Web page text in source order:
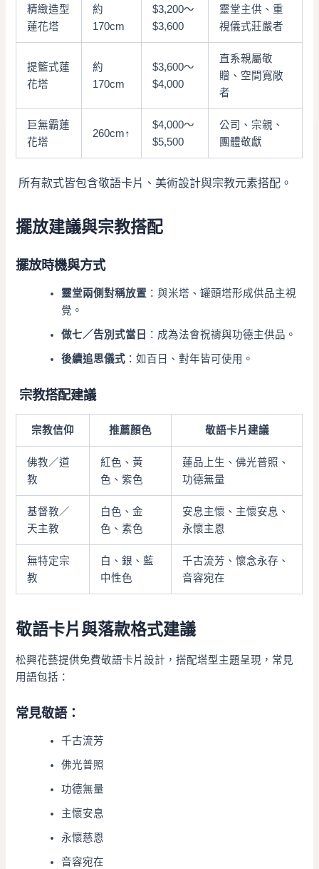
精緻造型
蓮花塔
約
170cm
$3,200～
$3,600
靈堂主供、重
視儀式莊嚴者
提籃式蓮
花塔
約
170cm
$3,600～
$4,000
直系親屬敬
贈、空間寬敞
者
巨無霸蓮
花塔
260cm↑
$4,000～
$5,500
公司、宗親、
團體敬獻
所有款式皆包含敬語卡片、美術設計與宗教元素搭配。
擺放建議與宗教搭配
擺放時機與方式
靈堂兩側對稱放置 ：與米塔、罐頭塔形成供品主視
覺。
做七／告別式當日 ：成為法會祝禱與功德主供品。
後續追思儀式 ：如百日、對年皆可使用。
宗教搭配建議
宗教信仰 推薦顏色 敬語卡片建議
佛教／道
教
紅色、黃
色、紫色
蓮品上生、佛光普照、
功德無量
基督教／
天主教
白色、金
色、素色
安息主懷、主懷安息、
永懷主恩
無特定宗
教
白、銀、藍
中性色
千古流芳、懷念永存、
音容宛在
敬語卡片與落款格式建議
松興花藝提供免費敬語卡片設計，搭配塔型主題呈現，常見
用語包括：
常見敬語：
千古流芳
佛光普照
功德無量
主懷安息
永懷慈恩
音容宛在